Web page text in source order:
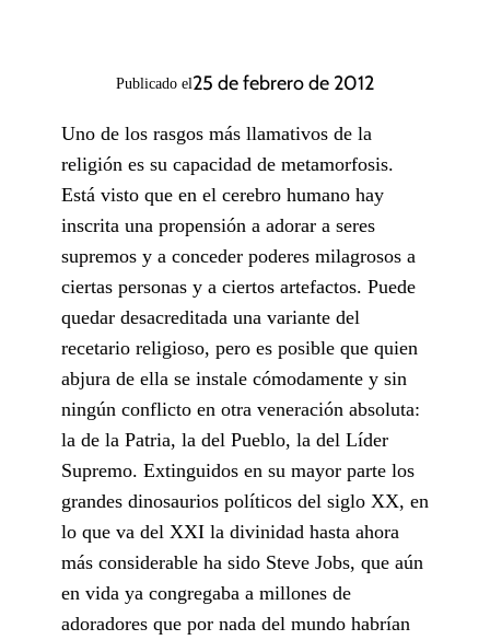
Publicado el25 de febrero de 2012
Uno de los rasgos más llamativos de la
religión es su capacidad de metamorfosis.
Está visto que en el cerebro humano hay
inscrita una propensión a adorar a seres
supremos y a conceder poderes milagrosos a
ciertas personas y a ciertos artefactos. Puede
quedar desacreditada una variante del
recetario religioso, pero es posible que quien
abjura de ella se instale cómodamente y sin
ningún conflicto en otra veneración absoluta:
la de la Patria, la del Pueblo, la del Líder
Supremo. Extinguidos en su mayor parte los
grandes dinosaurios políticos del siglo XX, en
lo que va del XXI la divinidad hasta ahora
más considerable ha sido Steve Jobs, que aún
en vida ya congregaba a millones de
adoradores que por nada del mundo habrían